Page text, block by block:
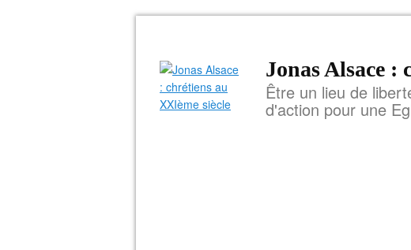
Jonas Alsace :
Être un lieu de
d'action pour une